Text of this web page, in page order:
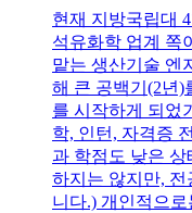
현재 지방국립대
석유화학 업계 쪽
맡는 생산기술 엔
해 큰 공백기(2년)
를 시작하게 되었
학, 인턴, 자격증
과 학점도 낮은 상
하지는 않지만,
니다.) 개인적으